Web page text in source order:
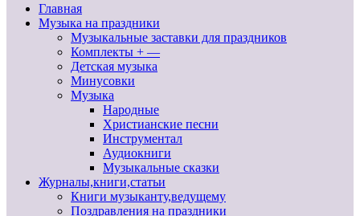
Главная
Музыка на праздники
Музыкальные заставки для праздников
Комплекты + —
Детская музыка
Минусовки
Музыка
Народные
Христианские песни
Инструментал
Аудиокниги
Музыкальные сказки
Журналы,книги,статьи
Книги музыканту,ведущему
Поздравления на праздники